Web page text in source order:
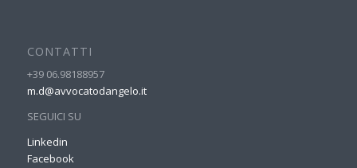
CONTATTI
+39 06.98188957
m.d@avvocatodangelo.it
SEGUICI SU
Linkedin
Facebook